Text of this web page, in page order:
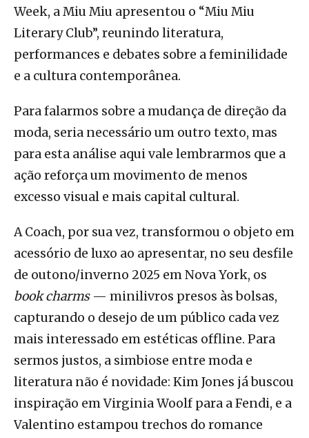
Week, a Miu Miu apresentou o “Miu Miu
Literary Club”, reunindo literatura,
performances e debates sobre a feminilidade
e a cultura contemporânea.
Para falarmos sobre a mudança de direção da
moda, seria necessário um outro texto, mas
para esta análise aqui vale lembrarmos que a
ação reforça um movimento de menos
excesso visual e mais capital cultural.
A Coach, por sua vez, transformou o objeto em
acessório de luxo ao apresentar, no seu desfile
de outono/inverno 2025 em Nova York, os
book charms— minilivros presos às bolsas,
capturando o desejo de um público cada vez
mais interessado em estéticas offline. Para
sermos justos, a simbiose entre moda e
literatura não é novidade: Kim Jones já buscou
inspiração em Virginia Woolf para a Fendi, e a
Valentino estampou trechos do romance